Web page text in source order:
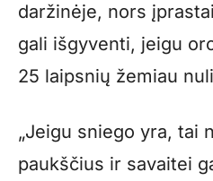
daržinėje, nors
gali išgyventi, jeigu
25 laipsnių žemiau
„Jeigu sniego yra, tai
paukščius ir savaitei